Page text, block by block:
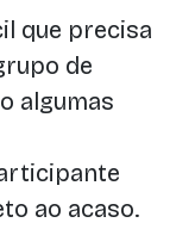
que precisa
de
algumas
ao acaso.